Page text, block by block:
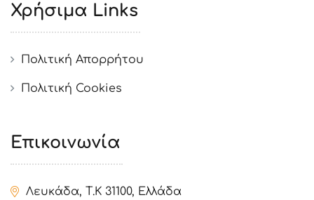
Χρήσιμα Links
Πολιτική Απορρήτου
Πολιτική Cookies
Επικοινωνία
Λευκάδα, Τ.Κ 31100, Ελλάδα